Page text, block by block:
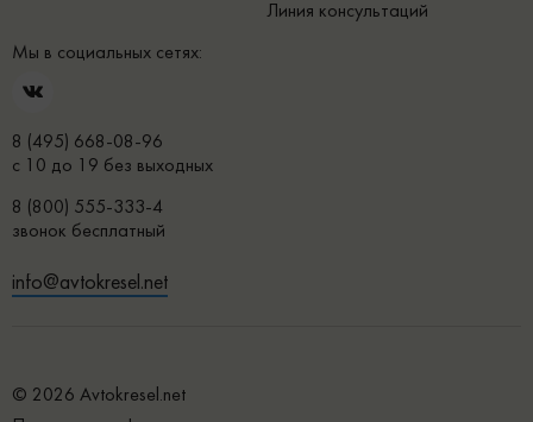
Линия консультаций
Мы в социальных сетях:
8 (495) 668-08-96
с 10 до 19 без выходных
8 (800) 555-333-4
звонок бесплатный
info@avtokresel.net
© 2026 Avtokresel.net